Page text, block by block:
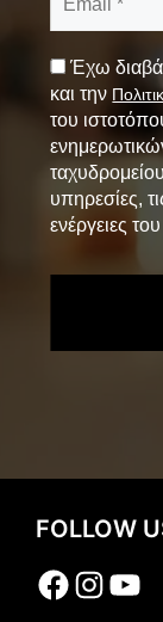
Έχω
και την
του
υπηρεσίες,
ενέργειες
FOLLOW
Facebook